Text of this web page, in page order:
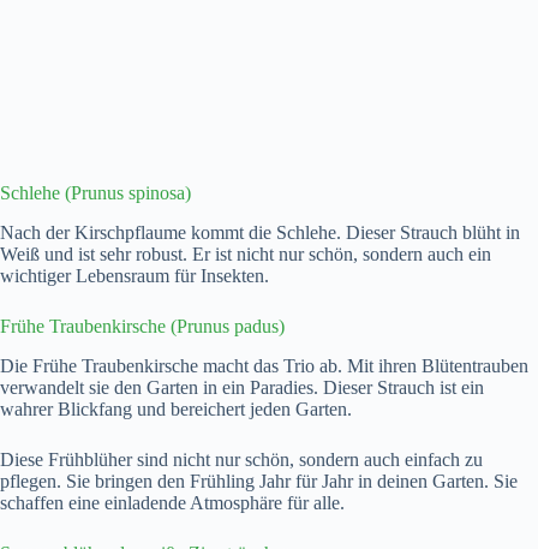
Schlehe (Prunus spinosa)
Nach der Kirschpflaume kommt die Schlehe. Dieser Strauch blüht in
Weiß und ist sehr robust. Er ist nicht nur schön, sondern auch ein
wichtiger Lebensraum für Insekten.
Frühe Traubenkirsche (Prunus padus)
Die Frühe Traubenkirsche macht das Trio ab. Mit ihren Blütentrauben
verwandelt sie den Garten in ein Paradies. Dieser Strauch ist ein
wahrer Blickfang und bereichert jeden Garten.
Diese Frühblüher sind nicht nur schön, sondern auch einfach zu
pflegen. Sie bringen den Frühling Jahr für Jahr in deinen Garten. Sie
schaffen eine einladende Atmosphäre für alle.